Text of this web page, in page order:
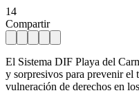
14
Compartir
El Sistema DIF Playa del
y sorpresivos para prevenir el
vulneración de derechos en